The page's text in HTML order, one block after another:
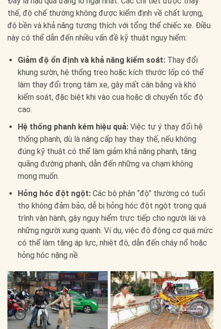
thế, độ chế thường không được kiểm định về chất lượng,
độ bền và khả năng tương thích với tổng thể chiếc xe. Điều
này có thể dẫn đến nhiều vấn đề kỹ thuật nguy hiểm:
Giảm độ ổn định và khả năng kiểm soát:Thay đổi
khung sườn, hệ thống treo hoặc kích thước lốp có thể
làm thay đổi trọng tâm xe, gây mất cân bằng và khó
kiểm soát, đặc biệt khi vào cua hoặc di chuyển tốc độ
cao.
Hệ thống phanh kém hiệu quả:Việc tự ý thay đổi hệ
thống phanh, dù là nâng cấp hay thay thế, nếu không
đúng kỹ thuật có thể làm giảm khả năng phanh, tăng
quãng đường phanh, dẫn đến những va chạm không
mong muốn.
Hỏng hóc đột ngột:Các bộ phận “độ” thường có tuổi
thọ không đảm bảo, dễ bị hỏng hóc đột ngột trong quá
trình vận hành, gây nguy hiểm trực tiếp cho người lái và
những người xung quanh. Ví dụ, việc độ động cơ quá mức
có thể làm tăng áp lực, nhiệt độ, dẫn đến cháy nổ hoặc
hỏng hóc nặng nề.